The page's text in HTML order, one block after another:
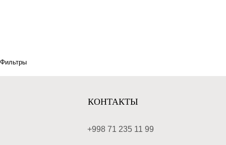
Фильтры
КОНТАКТЫ
+998 71 235 11 99